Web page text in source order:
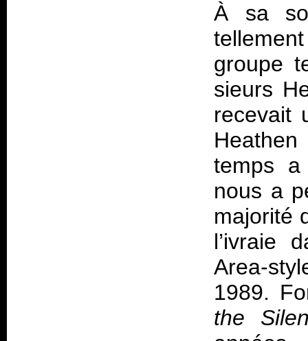
À sa
groupe
sieurs
recevait
temps
nous a
majorité
l’ivraie
Area-
1989.
the